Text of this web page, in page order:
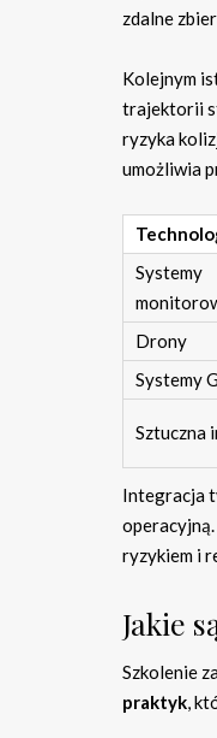
zdalne
Kolejnym
trajektorii
ryzyka
umożliwia
Systemy
Drony
Systemy
Sztuczna
Integracja
ryzykiem i
Jakie
Szkolenie
praktyk,